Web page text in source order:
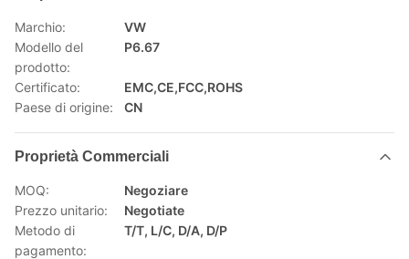
Marchio:
VW
Modello del
prodotto:
P6.67
Certificato:
EMC,CE,FCC,ROHS
Paese di origine:
CN
Proprietà Commerciali
MOQ:
Negoziare
Prezzo unitario:
Negotiate
Metodo di
pagamento:
T/T, L/C, D/A, D/P